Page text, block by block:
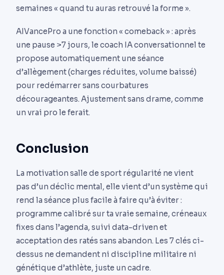
semaines « quand tu auras retrouvé la forme ».
AIVancePro a une fonction « comeback » : après
une pause >7 jours, le coach IA conversationnel te
propose automatiquement une séance
d’allègement (charges réduites, volume baissé)
pour redémarrer sans courbatures
décourageantes. Ajustement sans drame, comme
un vrai pro le ferait.
Conclusion
La motivation salle de sport régularité ne vient
pas d’un déclic mental, elle vient d’un système qui
rend la séance plus facile à faire qu’à éviter :
programme calibré sur ta vraie semaine, créneaux
fixes dans l’agenda, suivi data-driven et
acceptation des ratés sans abandon. Les 7 clés ci-
dessus ne demandent ni discipline militaire ni
génétique d’athlète, juste un cadre.